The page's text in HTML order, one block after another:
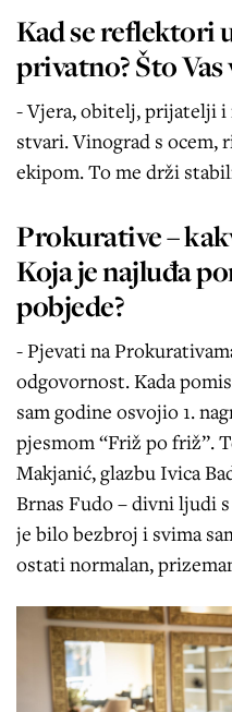
Kad se reflektori
privatno? Što Vas
- Vjera, obitelj, prijatelji i
stvari. Vinograd s ocem,
ekipom. To me drži
Prokurative –
Koja je najluđa
pobjede?
- Pjevati na
odgovornost. Kada
sam godine osvojio 1.
pjesmom “Friž po friž”.
Makjanić, glazbu Ivica
Brnas Fudo – divni ljudi
je bilo bezbroj i svima
ostati normalan,